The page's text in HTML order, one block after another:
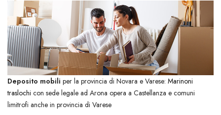
Deposito mobili per la provincia di Novara e Varese: Marinoni
traslochi con sede legale ad Arona opera a Castellanza e comuni
limitrofi anche in provincia di Varese